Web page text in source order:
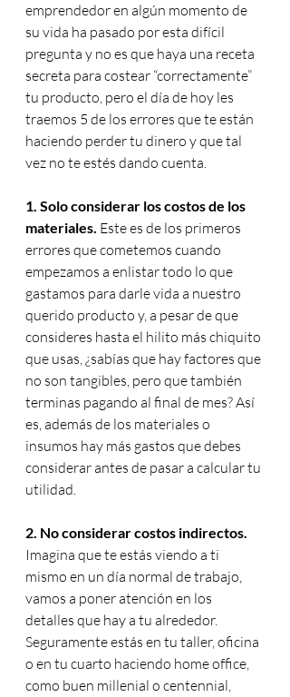
emprendedor en algún momento de
su vida ha pasado por esta difícil
pregunta y no es que haya una receta
secreta para costear “correctamente”
tu producto, pero el día de hoy les
traemos 5 de los errores que te están
haciendo perder tu dinero y que tal
vez no te estés dando cuenta.
1. Solo considerar los costos de los
materiales. Este es de los primeros
errores que cometemos cuando
empezamos a enlistar todo lo que
gastamos para darle vida a nuestro
querido producto y, a pesar de que
consideres hasta el hilito más chiquito
que usas, ¿sabías que hay factores que
no son tangibles, pero que también
terminas pagando al final de mes? Así
es, además de los materiales o
insumos hay más gastos que debes
considerar antes de pasar a calcular tu
utilidad.
2. No considerar costos indirectos.
Imagina que te estás viendo a ti
mismo en un día normal de trabajo,
vamos a poner atención en los
detalles que hay a tu alrededor.
Seguramente estás en tu taller, oficina
o en tu cuarto haciendo home office,
como buen millenial o centennial,